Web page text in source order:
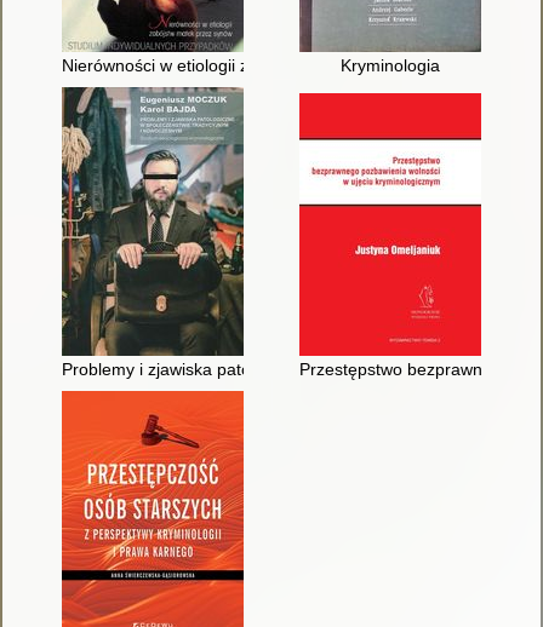
Nierówności w etiologii zabójstw matek przez synów : studium
Kryminologia
Problemy i zjawiska patologiczne w społeczeństwie
Przestępstwo bezprawnego